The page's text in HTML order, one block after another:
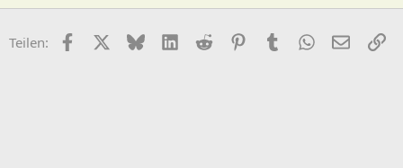
Teilen: FacebookX (Twitter)
BlueskyLinkedIn
Reddit PinterestTumblr WhatsApp
E-Mail